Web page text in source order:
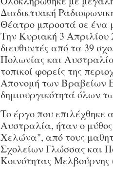
Διαδικτυακή
Θέατρο μπροστά σε ένα
Την Κυριακή 3 Απριλίου
διευθυντές από τα 39
Πολωνίας και
τοπικοί φορείς της
Απονομή των Βραβείων
δημιουργικότητά όλων
Το έργο που επιλέχθηκε
Αυστραλία, ήταν ο
Χελώνα", από τους
Σχολείων Γλώσσας και
Κοινότητας